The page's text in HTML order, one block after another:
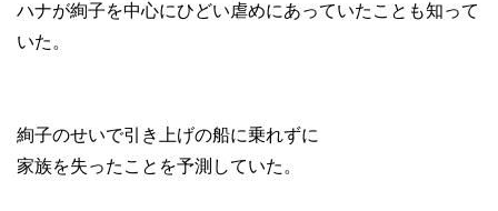
ハナが絢子を中心にひどい虐めにあっていたことも知って
いた。
絢子のせいで引き上げの船に乗れずに
家族を失ったことを予測していた。